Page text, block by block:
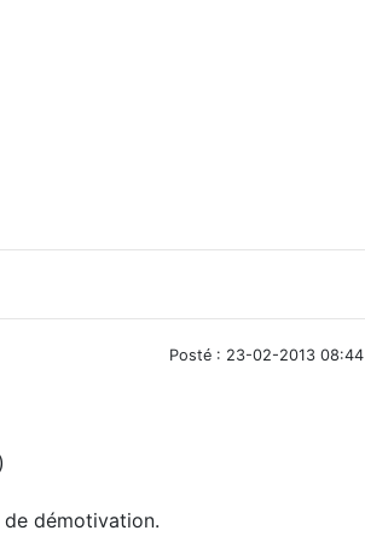
Posté : 23-02-2013 08:44
de démotivation.